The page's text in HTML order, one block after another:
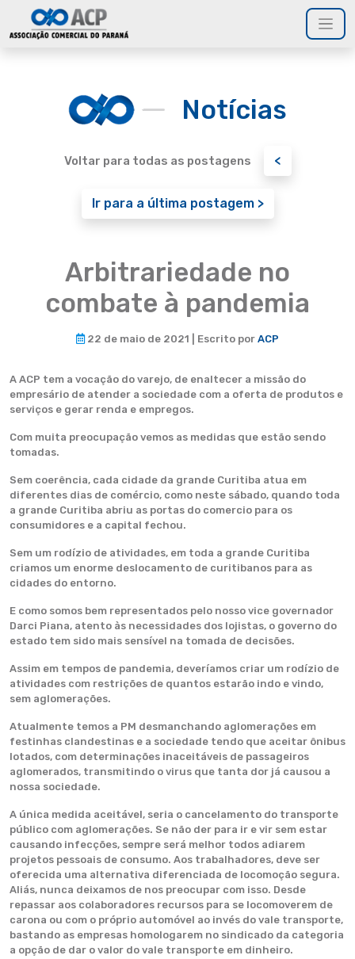
Notícias
Voltar para todas as postagens <
Ir para a última postagem >
Arbitrariedade no
combate à pandemia
22 de maio de 2021 | Escrito por ACP
A ACP tem a vocação do varejo, de enaltecer a missão do
empresário de atender a sociedade com a oferta de produtos e
serviços e gerar renda e empregos.
Com muita preocupação vemos as medidas que estão sendo
tomadas.
Sem coerência, cada cidade da grande Curitiba atua em
diferentes dias de comércio, como neste sábado, quando toda
a grande Curitiba abriu as portas do comercio para os
consumidores e a capital fechou.
Sem um rodízio de atividades, em toda a grande Curitiba
criamos um enorme deslocamento de curitibanos para as
cidades do entorno.
E como somos bem representados pelo nosso vice governador
Darci Piana, atento às necessidades dos lojistas, o governo do
estado tem sido mais sensível na tomada de decisões.
Assim em tempos de pandemia, deveríamos criar um rodízio de
atividades com restrições de quantos estarão indo e vindo,
sem aglomerações.
Atualmente temos a PM desmanchando aglomerações em
festinhas clandestinas e a sociedade tendo que aceitar ônibus
lotados, com determinações inaceitáveis de passageiros
aglomerados, transmitindo o virus que tanta dor já causou a
nossa sociedade.
A única medida aceitável, seria o cancelamento do transporte
público com aglomerações. Se não der para ir e vir sem estar
causando infecções, sempre será melhor todos adiarem
projetos pessoais de consumo. Aos trabalhadores, deve ser
oferecida uma alternativa diferenciada de locomoção segura.
Aliás, nunca deixamos de nos preocupar com isso. Desde
repassar aos colaboradores recursos para se locomoverem de
carona ou com o próprio automóvel ao invés do vale transporte,
bastando as empresas homologarem no sindicado da categoria
a opção de dar o valor do vale transporte em dinheiro.